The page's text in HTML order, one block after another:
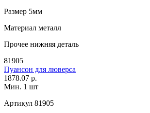
Размер 5мм
Материал металл
Прочее нижняя деталь
81905
Пуансон для люверса
1878.07 р.
Мин. 1 шт
Артикул 81905